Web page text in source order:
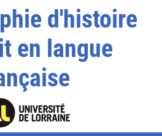
d'histoire
en langue